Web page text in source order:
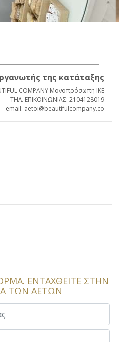
ΕΝΤΑΧΘΕΙΤΕ ΣΤΗΝ
ΤΩΝ ΑΕΤΩΝ
της κατάταξης
COMPANY Μονοπρόσωπη ΙΚΕ
ΤΗΛ. ΕΠΙΚΟΙΝΩΝΙΑΣ: 2104128019
email: aetoi@beautifulcompany.co